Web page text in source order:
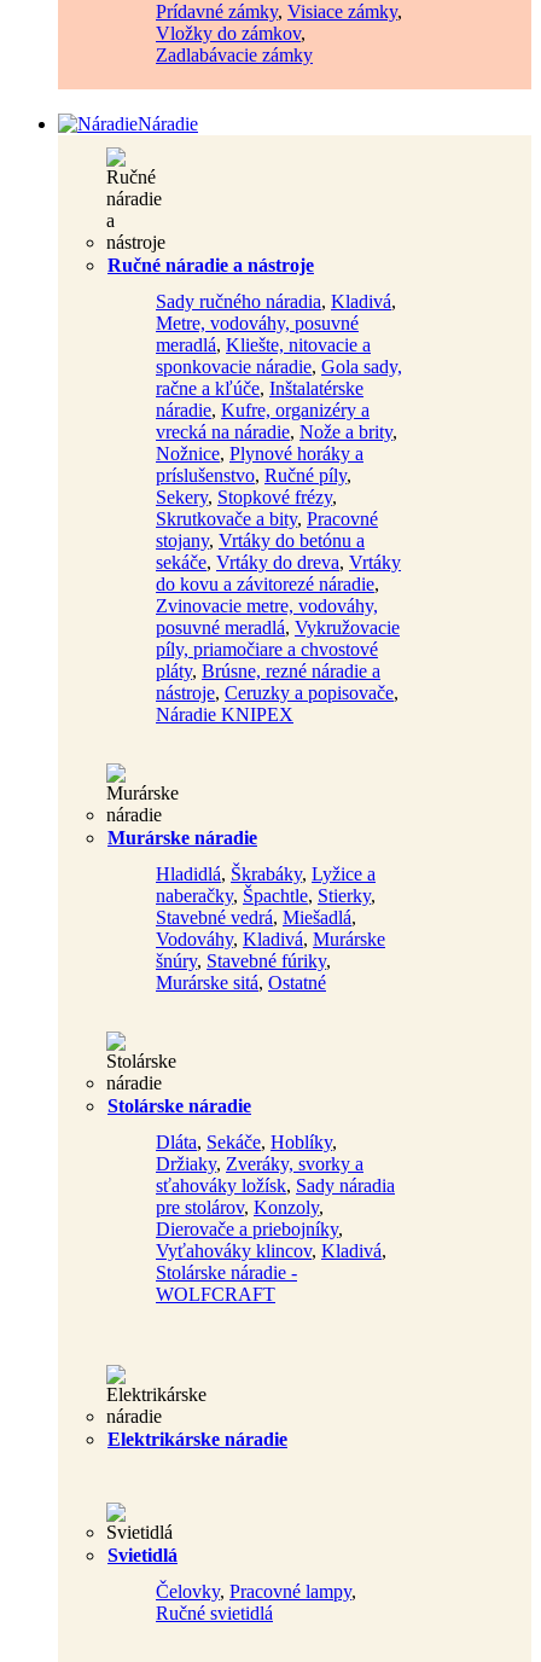
Prídavné zámky, Visiace zámky,
Vložky do zámkov,
Zadlabávacie zámky
Náradie
Ručné náradie a nástroje
Sady ručného náradia, Kladivá,
Metre, vodováhy, posuvné
meradlá, Kliešte, nitovacie a
sponkovacie náradie, Gola sady,
račne a kľúče, Inštalatérske
náradie, Kufre, organizéry a
vrecká na náradie, Nože a brity,
Nožnice, Plynové horáky a
príslušenstvo, Ručné píly,
Sekery, Stopkové frézy,
Skrutkovače a bity, Pracovné
stojany, Vrtáky do betónu a
sekáče, Vrtáky do dreva, Vrtáky
do kovu a závitorezé náradie,
Zvinovacie metre, vodováhy,
posuvné meradlá, Vykružovacie
píly, priamočiare a chvostové
pláty, Brúsne, rezné náradie a
nástroje, Ceruzky a popisovače,
Náradie KNIPEX
Murárske náradie
Hladidlá, Škrabáky, Lyžice a
naberačky, Špachtle, Stierky,
Stavebné vedrá, Miešadlá,
Vodováhy, Kladivá, Murárske
šnúry, Stavebné fúriky,
Murárske sitá, Ostatné
Stolárske náradie
Dláta, Sekáče, Hoblíky,
Držiaky, Zveráky, svorky a
sťahováky ložísk, Sady náradia
pre stolárov, Konzoly,
Dierovače a priebojníky,
Vyťahováky klincov, Kladivá,
Stolárske náradie -
WOLFCRAFT
Elektrikárske náradie
Svietidlá
Čelovky, Pracovné lampy,
Ručné svietidlá